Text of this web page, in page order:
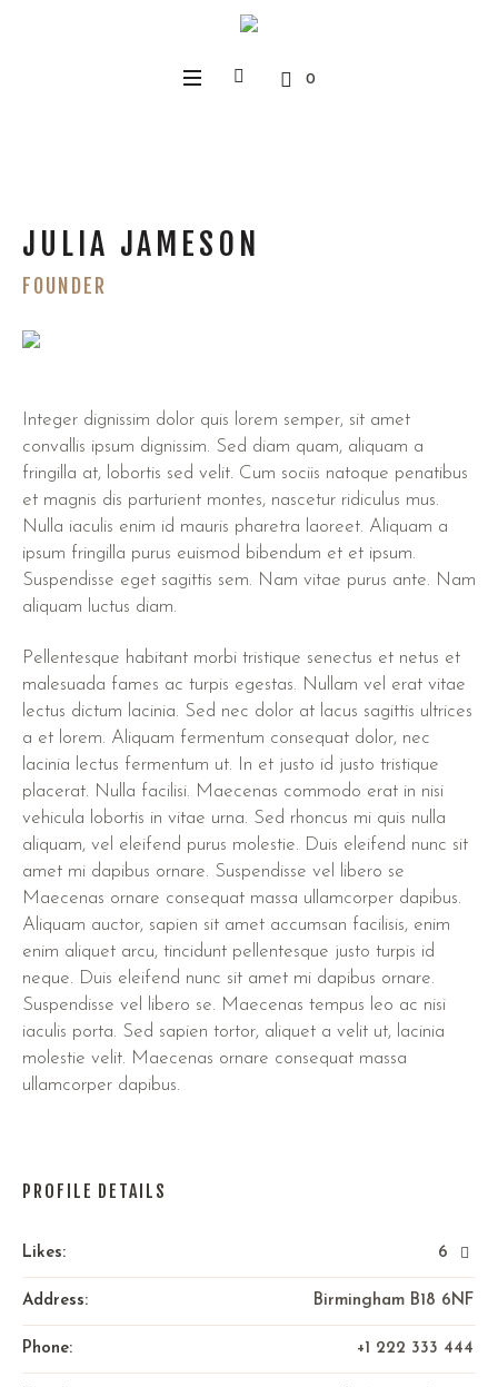
0
JULIA JAMESON
FOUNDER
Integer dignissim dolor quis lorem semper, sit amet
convallis ipsum dignissim. Sed diam quam, aliquam a
fringilla at, lobortis sed velit. Cum sociis natoque penatibus
et magnis dis parturient montes, nascetur ridiculus mus.
Nulla iaculis enim id mauris pharetra laoreet. Aliquam a
ipsum fringilla purus euismod bibendum et et ipsum.
Suspendisse eget sagittis sem. Nam vitae purus ante. Nam
aliquam luctus diam.
Pellentesque habitant morbi tristique senectus et netus et
malesuada fames ac turpis egestas. Nullam vel erat vitae
lectus dictum lacinia. Sed nec dolor at lacus sagittis ultrices
a et lorem. Aliquam fermentum consequat dolor, nec
lacinia lectus fermentum ut. In et justo id justo tristique
placerat. Nulla facilisi. Maecenas commodo erat in nisi
vehicula lobortis in vitae urna. Sed rhoncus mi quis nulla
aliquam, vel eleifend purus molestie. Duis eleifend nunc sit
amet mi dapibus ornare. Suspendisse vel libero se
Maecenas ornare consequat massa ullamcorper dapibus.
Aliquam auctor, sapien sit amet accumsan facilisis, enim
enim aliquet arcu, tincidunt pellentesque justo turpis id
neque. Duis eleifend nunc sit amet mi dapibus ornare.
Suspendisse vel libero se. Maecenas tempus leo ac nisi
iaculis porta. Sed sapien tortor, aliquet a velit ut, lacinia
molestie velit. Maecenas ornare consequat massa
ullamcorper dapibus.
PROFILE DETAILS
Likes: 6
Address: Birmingham B18 6NF
Phone: +1 222 333 444